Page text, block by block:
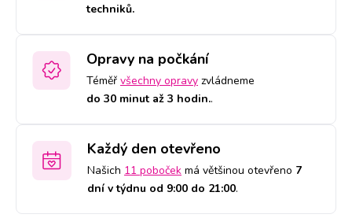
techniků.
Opravy na počkání
Téměř všechny opravy zvládneme
do 30 minut až 3 hodin..
Každý den otevřeno
Našich 11 poboček má většinou otevřeno 7
dní v týdnu od 9:00 do 21:00.